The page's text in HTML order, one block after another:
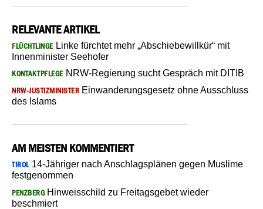
RELEVANTE ARTIKEL
FLÜCHTLINGELinke fürchtet mehr „Abschiebewillkür“ mit
Innenminister Seehofer
KONTAKTPFLEGENRW-Regierung sucht Gespräch mit DITIB
NRW-JUSTIZMINISTER Einwanderungsgesetz ohne Ausschluss
des Islams
AM MEISTEN KOMMENTIERT
TIROL14-Jähriger nach Anschlagsplänen gegen Muslime
festgenommen
PENZBERGHinweisschild zu Freitagsgebet wieder
beschmiert